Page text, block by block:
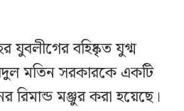
বহিষ্কৃত যুগ্ম
মতিন সরকারকে একটি
রিমান্ড মঞ্জুর করা হয়েছে।